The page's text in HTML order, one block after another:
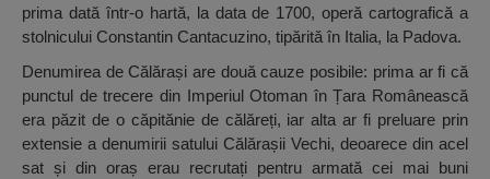
prima dată într-o hartă, la data de 1700, operă cartografică a
stolnicului Constantin Cantacuzino, tipărită în Italia, la Padova.
Denumirea de Călărași are două cauze posibile: prima ar fi că
punctul de trecere din Imperiul Otoman în Țara Românească
era păzit de o căpitănie de călăreți, iar alta ar fi preluare prin
extensie a denumirii satului Călărașii Vechi, deoarece din acel
sat și din oraș erau recrutați pentru armată cei mai buni